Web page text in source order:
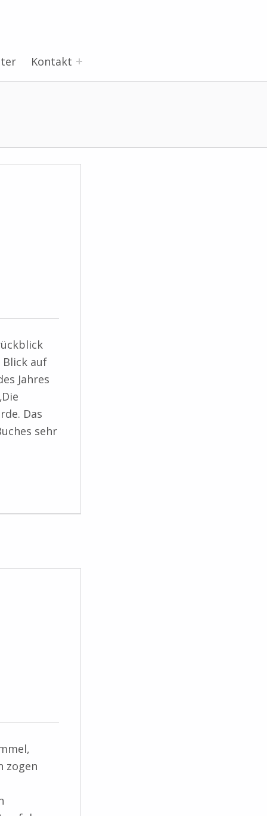
Kontakt
Blick auf
Jahres
Das
sehr
zogen